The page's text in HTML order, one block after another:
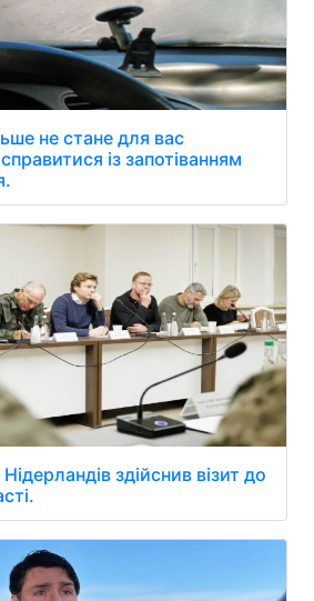
не стане для вас
із запотіванням
здійснив візит до